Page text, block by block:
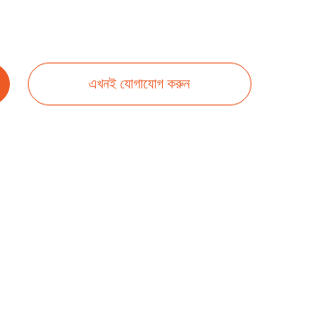
এখনই যোগাযোগ করুন